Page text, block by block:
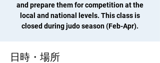
and prepare them for competition at the
local and national levels. This class is
closed during judo season (Feb-Apr).
日時・場所